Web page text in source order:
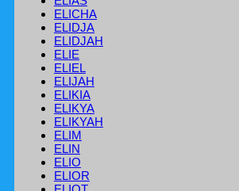
ELICHA
ELIDJA
ELIDJAH
ELIE
ELIEL
ELIJAH
ELIKIA
ELIKYA
ELIKYAH
ELIM
ELIN
ELIO
ELIOR